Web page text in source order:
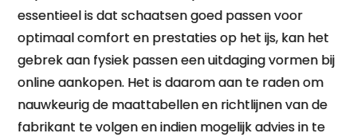
essentieel is dat schaatsen goed passen voor
optimaal comfort en prestaties op het ijs, kan het
gebrek aan fysiek passen een uitdaging vormen bij
online aankopen. Het is daarom aan te raden om
nauwkeurig de maattabellen en richtlijnen van de
fabrikant te volgen en indien mogelijk advies in te